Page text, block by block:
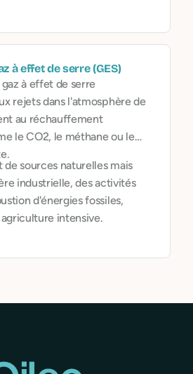
difficilement prétendre
sur l’opacité, la concentration
à effet de serre (GES)
gaz à effet de serre
rejets dans l'atmosphère de
au réchauffement
le CO2, le méthane ou le
de sources naturelles mais
industrielle, des activités
d'énergies fossiles,
intensive.